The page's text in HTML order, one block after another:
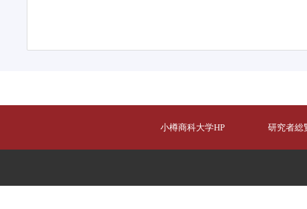
小樽商科大学HP 研究者総